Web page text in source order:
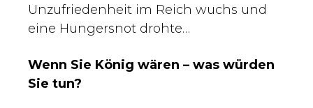
Unzufriedenheit im Reich wuchs und
eine Hungersnot drohte…
Wenn Sie König wären – was würden
Sie tun?